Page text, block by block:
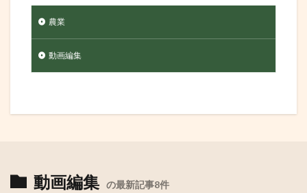
農業
動画編集
動画編集 の最新記事8件